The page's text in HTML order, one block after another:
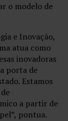
o modelo de
e Inovação,
atua como
inovadoras
porta de
Estamos
a partir de
pontua.